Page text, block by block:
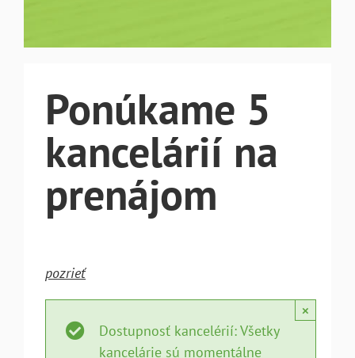
Ponúkame 5
kancelárií na
prenájom
pozrieť
×
Dostupnosť kancelérií: Všetky
kancelárie sú momentálne